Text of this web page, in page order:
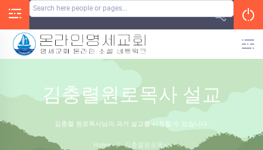
김충렬원로목사 설교
김충렬 원로목사님의 과거 설교를 시청할 수 있습니다.
Home / 김충렬원로목사